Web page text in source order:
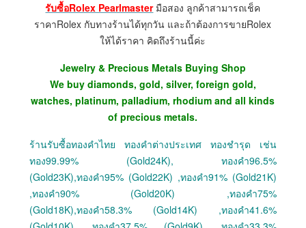
▼
รับซื้อRolex Pearlmasterมือสอง ลูกค้าสามารถเช็ค
ราคาRolex กับทางร้านได้ทุกวัน และถ้าต้องการขายRolex
ให้ได้ราคา คิดถึงร้านนี้ค่ะ
Jewelry & Precious Metals Buying Shop
We buy diamonds, gold, silver, foreign gold,
watches, platinum, palladium, rhodium and all kinds
of precious metals.
ร้านรับซื้อทองคำไทย ทองคำต่างประเทศ ทองชำรุด เช่น
ทอง99.99% (Gold24K), ทองคำ96.5%
(Gold23K),ทองคำ95% (Gold22K) ,ทองคำ91% (Gold21K)
,ทองคำ90% (Gold20K) ,ทองคำ75%
(Gold18K),ทองคำ58.3% (Gold14K) ,ทองคำ41.6%